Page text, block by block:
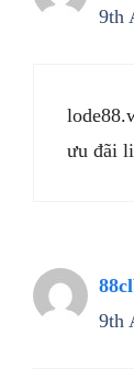
9th
ưu đãi
9th